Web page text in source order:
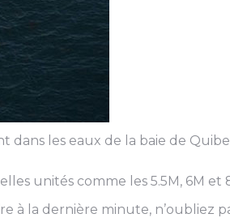
les eaux de la baie de
unités comme les 5.5M, 6M
à la dernière minute, n’oubliez